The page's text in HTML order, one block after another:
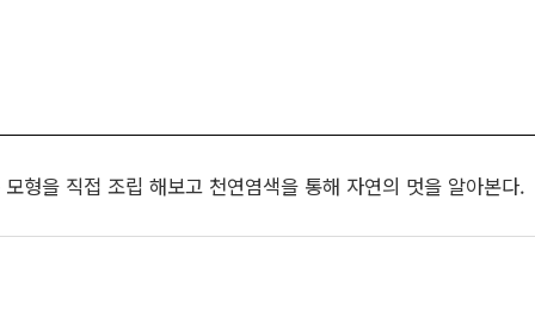
형을 직접 조립 해보고 천연염색을 통해 자연의 멋을 알아본다.